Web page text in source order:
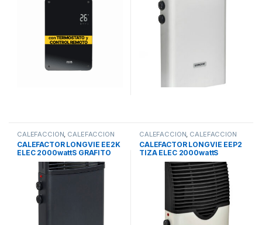
CALEFACCION CALEFACCION
ELECTRICA
CALEFACTOR LONGVIE EE2K
ELEC 2000wattS GRAFITO
TERMOSTATO TURBO-
CONVEC COL/APOY
CALEFACCION CALEFACCION
ELECTRICA
CALEFACTOR LONGVIE EEP2
TIZA ELEC 2000wattS
TERMOSTATO TURBO-
CONVEC COL/APOY ALU